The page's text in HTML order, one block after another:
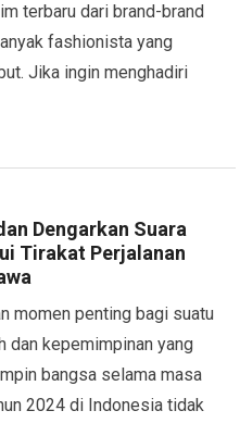
terbaru dari brand-brand
fashionista yang
Jika ingin menghadiri
Dengarkan Suara
Tirakat Perjalanan
momen penting bagi suatu
dan kepemimpinan yang
bangsa selama masa
2024 di Indonesia tidak